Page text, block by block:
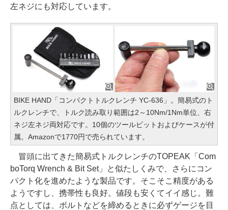
左ネジにも対応しています。
BIKE HAND「コンパクトトルクレンチ YC-636」。簡易式のト
ルクレンチで、トルク読み取り範囲は2～10Nm/1Nm単位、右
ネジ左ネジ両対応です。10個のツールビットおよびケースが付
属。Amazonで1770円で売られています。
冒頭に出てきた簡易式トルクレンチのTOPEAK「Com
boTorq Wrench & Bit Set」と似たしくみで、さらにコン
パクト化を進めたような製品です。そこそこ精度がある
ようですし、携帯性も良好。値段も安くてイイ感じ。難
点としては、ボルトなどを締めるときに必ずゲージを目